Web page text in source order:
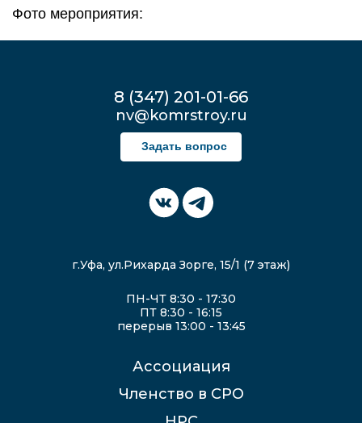
Фото мероприятия:
8 (347) 201-01-66
nv@komrstroy.ru
Задать вопрос
г.Уфа, ул.Рихарда Зорге, 15/1 (7 этаж)
ПН-ЧТ 8:30 - 17:30
ПТ 8:30 - 16:15
перерыв 13:00 - 13:45
Ассоциация
Членство в СРО